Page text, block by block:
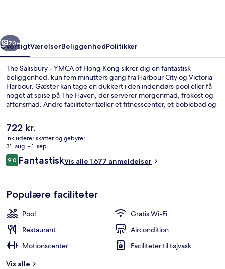
Kong
Næste
70+
OversigtVærelserBeliggenhedPolitikker
The Salisbury - YMCA of Hong Kong sikrer dig en fantastisk
beliggenhed, kun fem minutters gang fra Harbour City og Victoria
Harbour. Gæster kan tage en dukkert i den indendørs pool eller få
noget at spise på The Haven, der serverer morgenmad, frokost og
aftensmad. Andre faciliteter tæller et fitnesscenter, et boblebad og
rigtig gode bedømmelser fra rejsende.
Den
nuværende
pris
er
722 kr.
722 kr.
inkluderer skatter og gebyrer
31. aug. - 1. sep.
Anmeldelser
9,09,0 ud af 10.
FantastiskVis alle 1.677 anmeldelser
Populære faciliteter
Pool
Gratis Wi-Fi
Restaurant
Aircondition
Motionscenter
Faciliteter til tøjvask
Vis alle